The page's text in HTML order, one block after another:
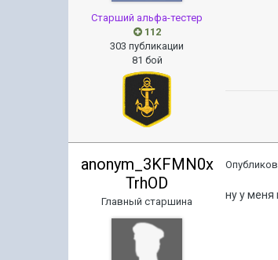
Старший альфа-тестер
112
303 публикации
81 бой
anonym_3KFMN0x
TrhOD
Главный старшина
ну у меня